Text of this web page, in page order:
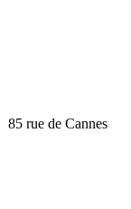
85 rue de Cannes